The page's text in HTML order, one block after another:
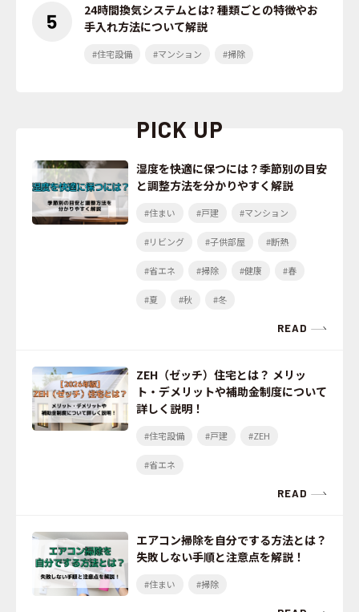
24時間換気システムとは? 種類ごとの特徴やお
手入れ方法について解説
#住宅設備 #マンション #掃除
PICK UP
湿度を快適に保つには？季節別の目安
と調整方法を分かりやすく解説
#住まい #戸建 #マンション
#リビング #子供部屋 #断熱
#省エネ #掃除 #健康 #春
#夏 #秋 #冬
READ
ZEH（ゼッチ）住宅とは？ メリッ
ト・デメリットや補助金制度について
詳しく説明！
#住宅設備 #戸建 #ZEH
#省エネ
READ
エアコン掃除を自分でする方法とは？
失敗しない手順と注意点を解説！
#住まい #掃除